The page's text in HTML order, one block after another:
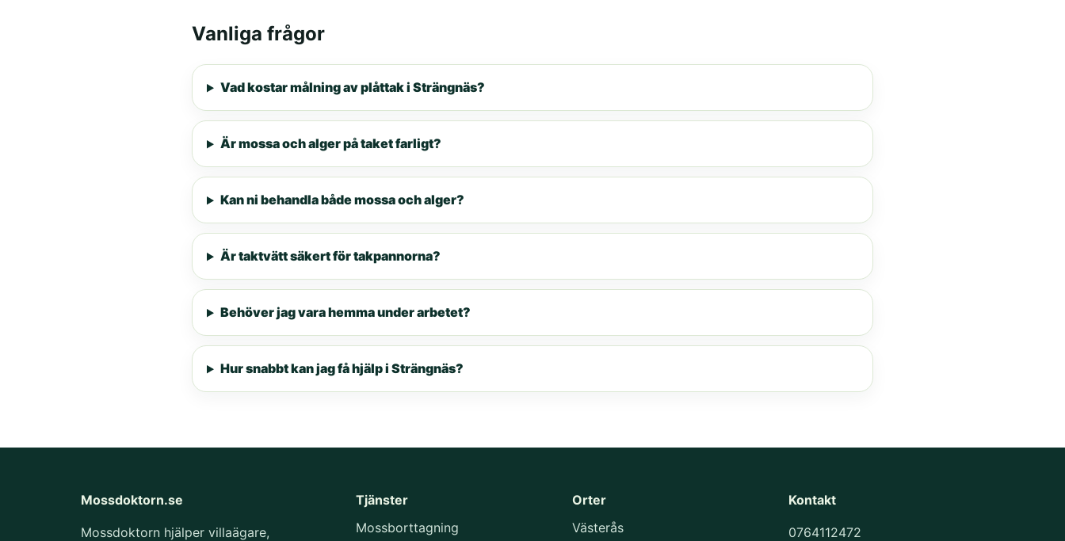
Vanliga frågor
Vad kostar målning av plåttak i Strängnäs?
Är mossa och alger på taket farligt?
Kan ni behandla både mossa och alger?
Är taktvätt säkert för takpannorna?
Behöver jag vara hemma under arbetet?
Hur snabbt kan jag få hjälp i Strängnäs?
Mossdoktorn.se
Mossdoktorn hjälper villaägare,
Tjänster
Mossborttagning
Orter
Västerås
Kontakt
0764112472